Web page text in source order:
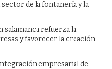
de la fontanería y la
salamanca refuerza la
y favorecer la creación
empresarial de